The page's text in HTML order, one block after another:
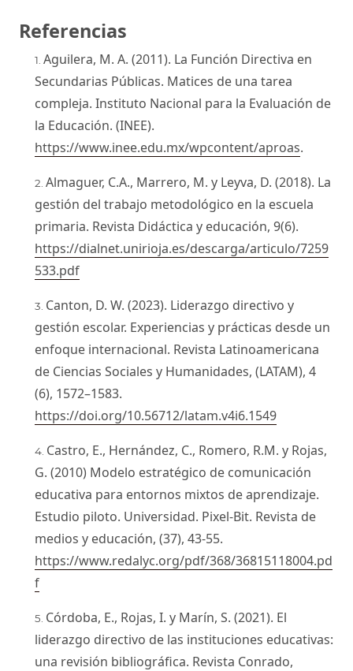
Referencias
Aguilera, M. A. (2011). La Función Directiva en
Secundarias Públicas. Matices de una tarea
compleja. Instituto Nacional para la Evaluación de
la Educación. (INEE).
https://www.inee.edu.mx/wpcontent/aproas.
Almaguer, C.A., Marrero, M. y Leyva, D. (2018). La
gestión del trabajo metodológico en la escuela
primaria. Revista Didáctica y educación, 9(6).
https://dialnet.unirioja.es/descarga/articulo/7259
533.pdf
Canton, D. W. (2023). Liderazgo directivo y
gestión escolar. Experiencias y prácticas desde un
enfoque internacional. Revista Latinoamericana
de Ciencias Sociales y Humanidades, (LATAM), 4
(6), 1572–1583.
https://doi.org/10.56712/latam.v4i6.1549
Castro, E., Hernández, C., Romero, R.M. y Rojas,
G. (2010) Modelo estratégico de comunicación
educativa para entornos mixtos de aprendizaje.
Estudio piloto. Universidad. Pixel-Bit. Revista de
medios y educación, (37), 43-55.
https://www.redalyc.org/pdf/368/36815118004.pd
f
Córdoba, E., Rojas, I. y Marín, S. (2021). El
liderazgo directivo de las instituciones educativas:
una revisión bibliográfica. Revista Conrado,